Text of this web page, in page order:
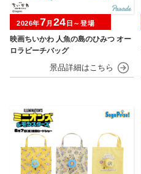
映画ちいかわ 人魚の島のひみつ オー
ロラビーチバッグ
2026年7月 24 日～登場